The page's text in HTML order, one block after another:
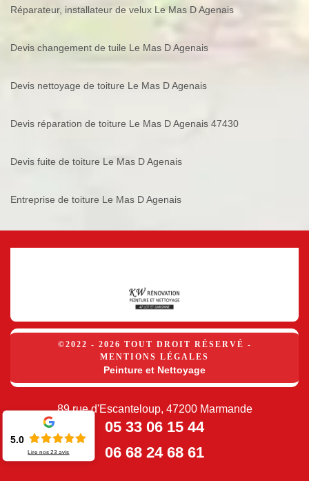
Réparateur, installateur de velux Le Mas D Agenais
Devis changement de tuile Le Mas D Agenais
Devis nettoyage de toiture Le Mas D Agenais
Devis réparation de toiture Le Mas D Agenais 47430
Devis fuite de toiture Le Mas D Agenais
Entreprise de toiture Le Mas D Agenais
©2022 - 2026 TOUT DROIT RÉSERVÉ -
MENTIONS LÉGALES
Peinture et Nettoyage
89 rue d'Escanteloup, 47200 Marmande
05 33 06 15 44
06 68 24 68 61
5.0
Lire nos23 avis